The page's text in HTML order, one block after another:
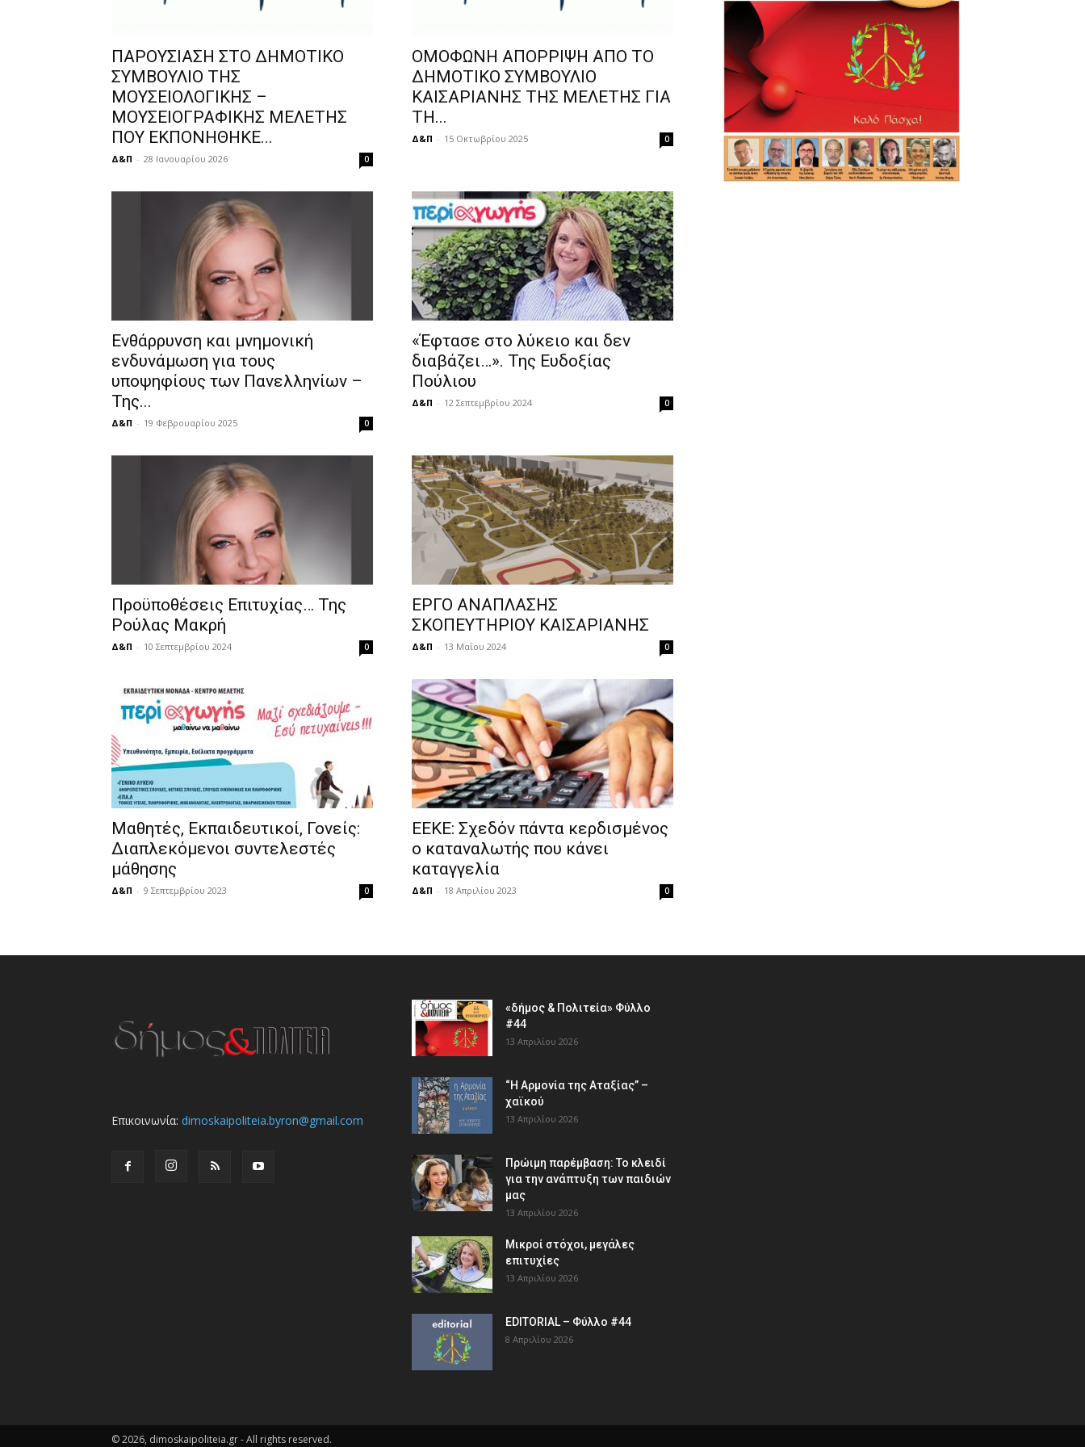
ΠΑΡΟΥΣΙΑΣΗ ΣΤΟ ΔΗΜΟΤΙΚΟ
ΣΥΜΒΟΥΛΙΟ ΤΗΣ
ΜΟΥΣΕΙΟΛΟΓΙΚΗΣ –
ΜΟΥΣΕΙΟΓΡΑΦΙΚΗΣ ΜΕΛΕΤΗΣ
ΠΟΥ ΕΚΠΟΝΗΘΗΚΕ...
Δ&Π - 28 Ιανουαρίου 2026 0
ΟΜΟΦΩΝΗ ΑΠΟΡΡΙΨΗ ΑΠΟ ΤΟ
ΔΗΜΟΤΙΚΟ ΣΥΜΒΟΥΛΙΟ
ΚΑΙΣΑΡΙΑΝΗΣ ΤΗΣ ΜΕΛΕΤΗΣ ΓΙΑ
ΤΗ...
Δ&Π - 15 Οκτωβρίου 2025 0
Ενθάρρυνση και μνημονική
ενδυνάμωση για τους
υποψηφίους των Πανελληνίων –
Της...
Δ&Π - 19 Φεβρουαρίου 2025 0
«Έφτασε στο λύκειο και δεν
διαβάζει…». Της Ευδοξίας
Πούλιου
Δ&Π - 12 Σεπτεμβρίου 2024 0
Προϋποθέσεις Επιτυχίας… Της
Ρούλας Μακρή
Δ&Π - 10 Σεπτεμβρίου 2024 0
ΕΡΓΟ ΑΝΑΠΛΑΣΗΣ
ΣΚΟΠΕΥΤΗΡΙΟΥ ΚΑΙΣΑΡΙΑΝΗΣ
Δ&Π - 13 Μαΐου 2024 0
Μαθητές, Εκπαιδευτικοί, Γονείς:
Διαπλεκόμενοι συντελεστές
μάθησης
Δ&Π - 9 Σεπτεμβρίου 2023 0
ΕΕΚΕ: Σχεδόν πάντα κερδισμένος
ο καταναλωτής που κάνει
καταγγελία
Δ&Π - 18 Απριλίου 2023 0
Επικοινωνία: dimoskaipoliteia.byron@gmail.com
«δήμος & Πολιτεία» Φύλλο
#44
13 Απριλίου 2026
“Η Αρμονία της Αταξίας” –
χαϊκού
13 Απριλίου 2026
Πρώιμη παρέμβαση: Το κλειδί
για την ανάπτυξη των παιδιών
µας
13 Απριλίου 2026
Μικροί στόχοι, μεγάλες
επιτυχίες
13 Απριλίου 2026
EDITORIAL – Φύλλο #44
8 Απριλίου 2026
© 2026, dimoskaipoliteia.gr - All rights reserved.